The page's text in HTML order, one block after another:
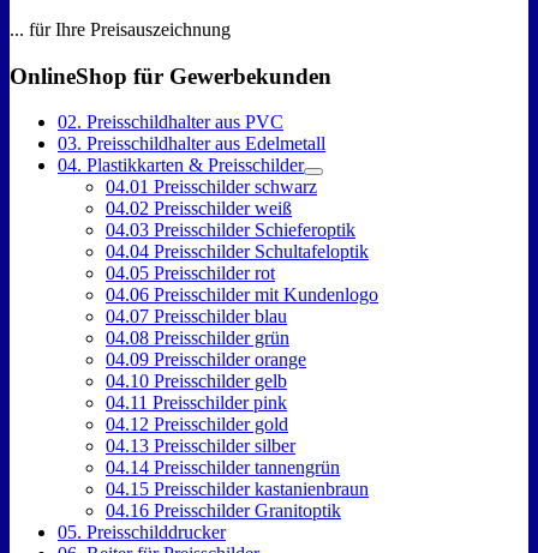
... für Ihre Preisauszeichnung
OnlineShop für Gewerbekunden
02. Preisschildhalter aus PVC
03. Preisschildhalter aus Edelmetall
04. Plastikkarten & Preisschilder
04.01 Preisschilder schwarz
04.02 Preisschilder weiß
04.03 Preisschilder Schieferoptik
04.04 Preisschilder Schultafeloptik
04.05 Preisschilder rot
04.06 Preisschilder mit Kundenlogo
04.07 Preisschilder blau
04.08 Preisschilder grün
04.09 Preisschilder orange
04.10 Preisschilder gelb
04.11 Preisschilder pink
04.12 Preisschilder gold
04.13 Preisschilder silber
04.14 Preisschilder tannengrün
04.15 Preisschilder kastanienbraun
04.16 Preisschilder Granitoptik
05. Preisschilddrucker